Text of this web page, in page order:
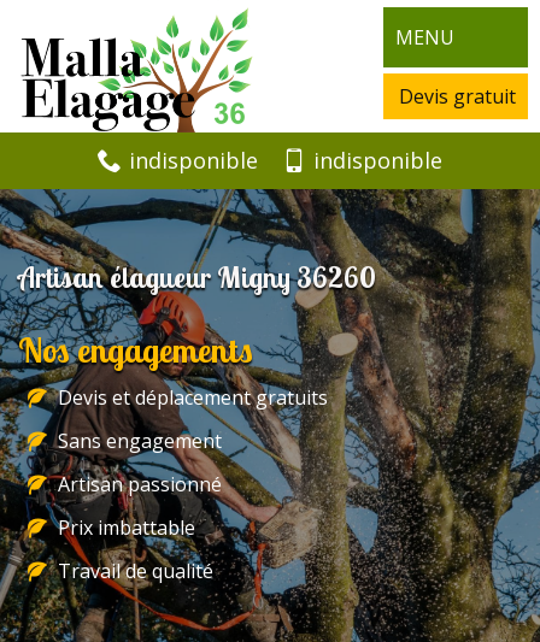
MENU
Devis gratuit
indisponible indisponible
Artisan élagueur Migny 36260
Nos engagements
Devis et déplacement gratuits
Sans engagement
Artisan passionné
Prix imbattable
Travail de qualité